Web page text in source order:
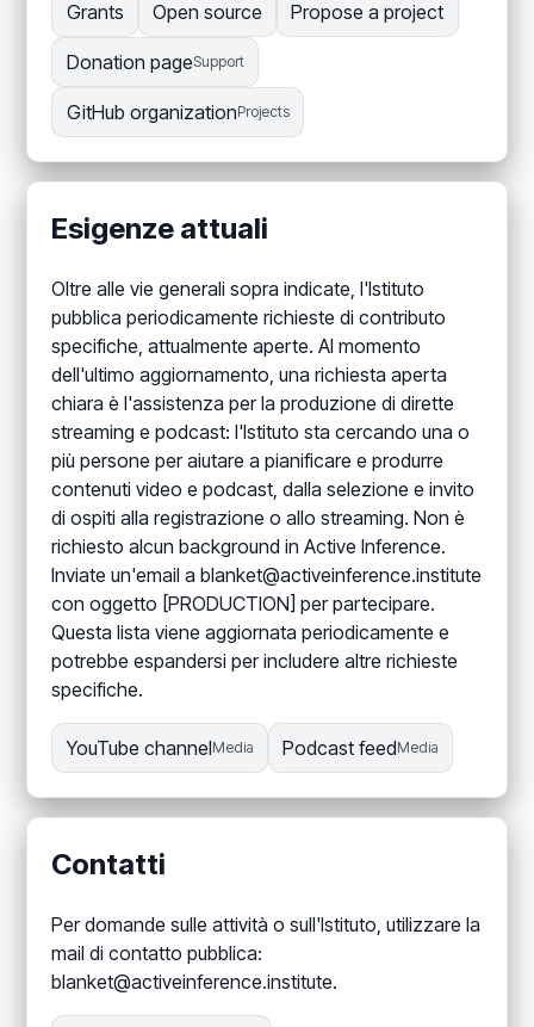
Grants Open source Propose a project
Donation pageSupport
GitHub organizationProjects
Esigenze attuali
Oltre alle vie generali sopra indicate, l'Istituto
pubblica periodicamente richieste di contributo
specifiche, attualmente aperte. Al momento
dell'ultimo aggiornamento, una richiesta aperta
chiara è l'assistenza per la produzione di dirette
streaming e podcast: l'Istituto sta cercando una o
più persone per aiutare a pianificare e produrre
contenuti video e podcast, dalla selezione e invito
di ospiti alla registrazione o allo streaming. Non è
richiesto alcun background in Active Inference.
Inviate un'email a blanket@activeinference.institute
con oggetto [PRODUCTION] per partecipare.
Questa lista viene aggiornata periodicamente e
potrebbe espandersi per includere altre richieste
specifiche.
YouTube channelMedia Podcast feedMedia
Contatti
Per domande sulle attività o sull'Istituto, utilizzare la
mail di contatto pubblica:
blanket@activeinference.institute.